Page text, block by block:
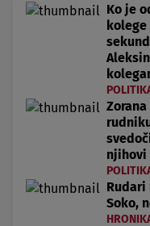
Ko je
njihovi
Rudari
Soko,